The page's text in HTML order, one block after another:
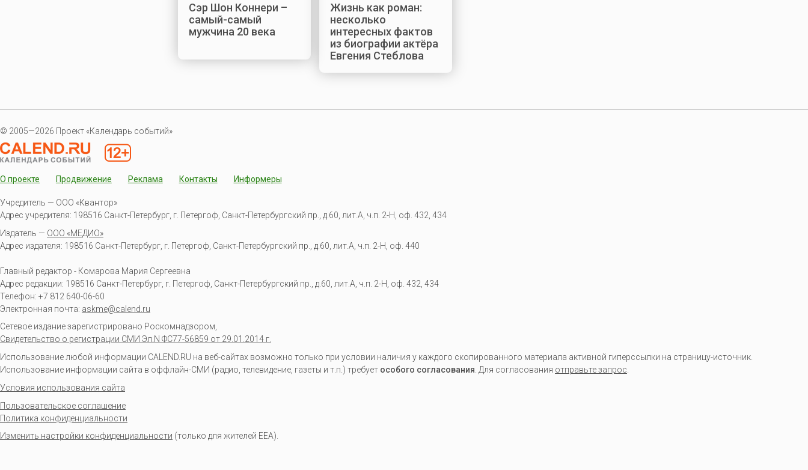
Сэр Шон Коннери –
самый-самый
мужчина 20 века
Жизнь как роман:
несколько
интересных фактов
из биографии актёра
Евгения Стеблова
© 2005—2026 Проект «Календарь событий»
О проекте Продвижение Реклама Контакты Информеры
Учредитель — ООО «Квантор»
Адрес учредителя: 198516 Санкт-Петербург, г. Петергоф, Санкт-Петербургский пр., д.60, лит.А, ч.п. 2-Н, оф. 432, 434
Издатель — ООО «МЕДИО»
Адрес издателя: 198516 Санкт-Петербург, г. Петергоф, Санкт-Петербургский пр., д.60, лит.А, ч.п. 2-Н, оф. 440
Главный редактор - Комарова Мария Сергеевна
Адрес редакции: 198516 Санкт-Петербург, г. Петергоф Санкт-Петербургский пр., д.60, лит.А, ч.п. 2-Н, оф. 432, 434
Телефон: +7 812 640-06-60
Электронная почта: askme@calend.ru
Сетевое издание зарегистрировано Роскомнадзором,
Свидетельство о регистрации СМИ Эл.N ФС77-56859 от 29.01.2014 г.
Использование любой информации CALEND.RU на веб-сайтах возможно только при условии наличия у каждого скопированного материала активной гиперссылки на страницу-источник.
Использование информации сайта в оффлайн-СМИ (радио, телевидение, газеты и т.п.) требует особого согласования . Для согласования отправьте запрос
Условия использования сайта
Пользовательское соглашение
Политика конфиденциальности
Изменить настройки конфиденциальности (только для жителей EEA).